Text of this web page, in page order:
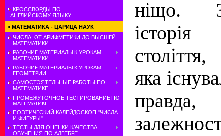
КРОССВОРДЫ ПО
АНГЛИЙСКОМУ ЯЗЫКУ
» МАТЕМАТИКА - ЦАРИЦА НАУК
ЧИСЛА: ОТ АРИФМЕТИКИ ДО ВЫСШЕЙ
МАТЕМАТИКИ
РАБОЧИЕ МАТЕРИАЛЫ К УРОКАМ
МАТЕМАТИКИ
РАБОЧИЕ МАТЕРИАЛЫ К УРОКАМ
ГЕОМЕТРИИ
САМОСТОЯТЕЛЬНЫЕ РАБОТЫ ПО
МАТЕМАТИКЕ
ПРОМЕЖУТОЧНОЕ ТЕСТИРОВАНИЕ ПО
МАТЕМАТИКЕ
ПОЭТИЧЕСКИЙ КАЛЕЙДОСКОП "ЧИСЛА
И ФИГУРЫ"
ТЕСТЫ ДЛЯ ОЦЕНКИ КАЧЕСТВА
ОБУЧЕНИЯ ПО АЛГЕБРЕ
ніщо.
яка
правда,